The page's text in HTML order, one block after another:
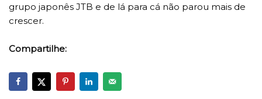
grupo japonês JTB e de lá para cá não parou mais de
crescer.
Compartilhe: